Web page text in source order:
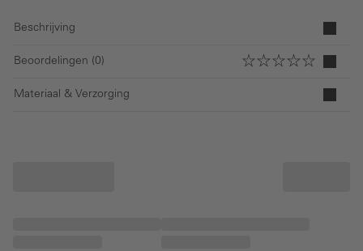
Beschrijving
Beoordelingen (0)
Materiaal & Verzorging